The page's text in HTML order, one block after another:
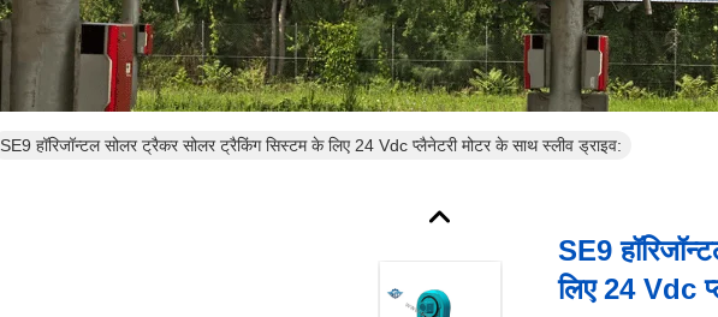
SE9 हॉरिजॉन्टल सोलर ट्रैकर सोलर ट्रैकिंग सिस्टम के लिए 24 Vdc प्लैनेटरी मोटर के साथ स्लीव ड्राइव:
SE9
लिए 24 Vdc